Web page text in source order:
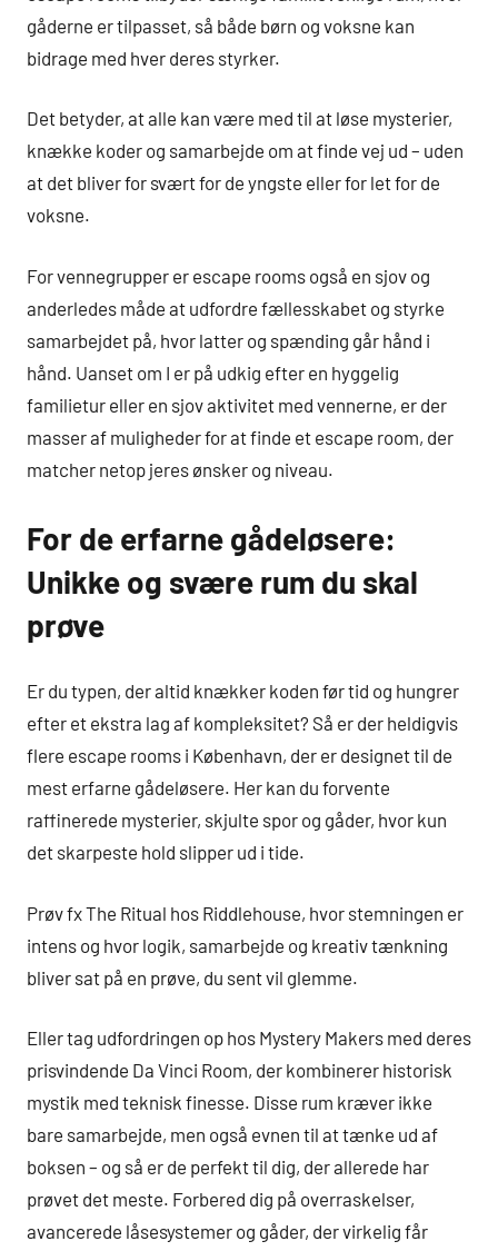
gåderne er tilpasset, så både børn og voksne kan
bidrage med hver deres styrker.
Det betyder, at alle kan være med til at løse mysterier,
knække koder og samarbejde om at finde vej ud – uden
at det bliver for svært for de yngste eller for let for de
voksne.
For vennegrupper er escape rooms også en sjov og
anderledes måde at udfordre fællesskabet og styrke
samarbejdet på, hvor latter og spænding går hånd i
hånd. Uanset om I er på udkig efter en hyggelig
familietur eller en sjov aktivitet med vennerne, er der
masser af muligheder for at finde et escape room, der
matcher netop jeres ønsker og niveau.
For de erfarne gådeløsere:
Unikke og svære rum du skal
prøve
Er du typen, der altid knækker koden før tid og hungrer
efter et ekstra lag af kompleksitet? Så er der heldigvis
flere escape rooms i København, der er designet til de
mest erfarne gådeløsere. Her kan du forvente
raffinerede mysterier, skjulte spor og gåder, hvor kun
det skarpeste hold slipper ud i tide.
Prøv fx The Ritual hos Riddlehouse, hvor stemningen er
intens og hvor logik, samarbejde og kreativ tænkning
bliver sat på en prøve, du sent vil glemme.
Eller tag udfordringen op hos Mystery Makers med deres
prisvindende Da Vinci Room, der kombinerer historisk
mystik med teknisk finesse. Disse rum kræver ikke
bare samarbejde, men også evnen til at tænke ud af
boksen – og så er de perfekt til dig, der allerede har
prøvet det meste. Forbered dig på overraskelser,
avancerede låsesystemer og gåder, der virkelig får